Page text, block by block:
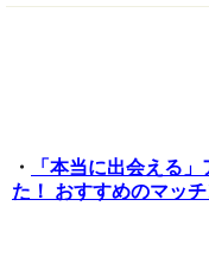
・
「本当に出会える
た！ おすすめのマッ